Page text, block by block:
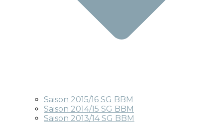
Saison 2015/16 SG BBM
Saison 2014/15 SG BBM
Saison 2013/14 SG BBM